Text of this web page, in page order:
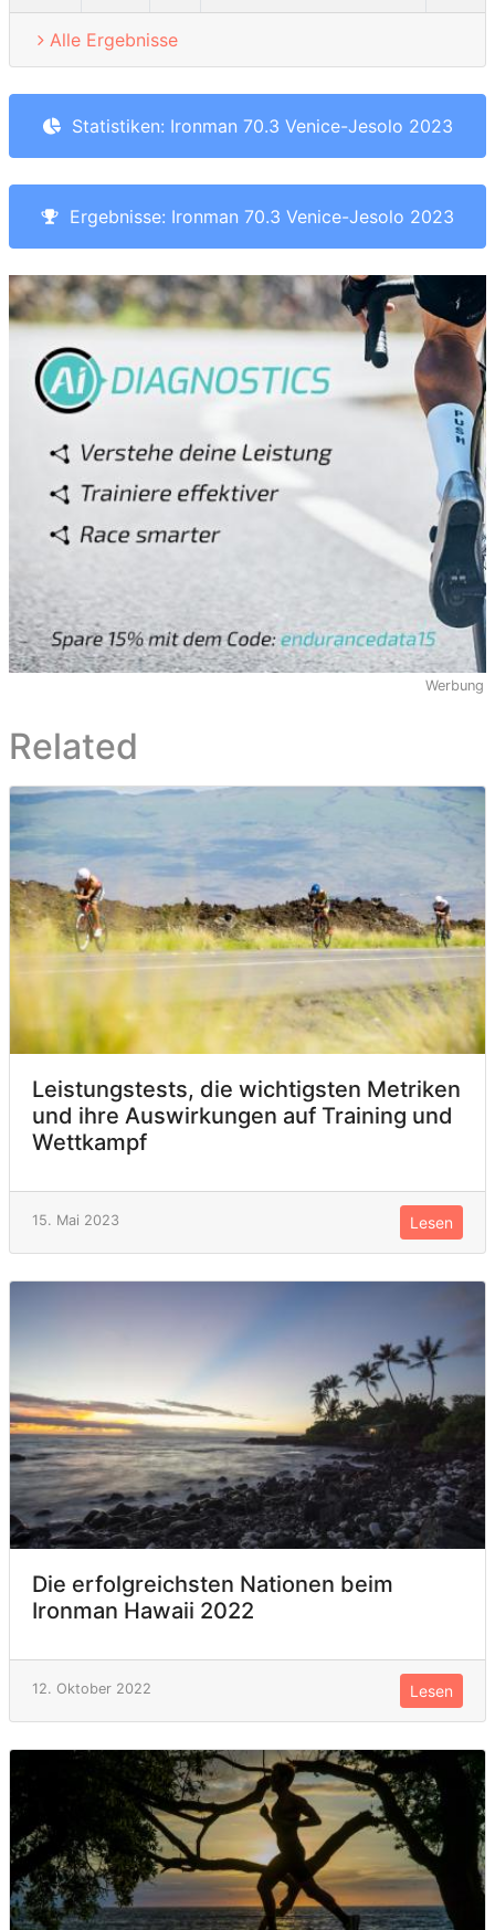
Alle Ergebnisse
Statistiken: Ironman 70.3 Venice-Jesolo 2023
Ergebnisse: Ironman 70.3 Venice-Jesolo 2023
Werbung
Related
Leistungstests, die wichtigsten Metriken
und ihre Auswirkungen auf Training und
Wettkampf
15. Mai 2023 Lesen
Die erfolgreichsten Nationen beim
Ironman Hawaii 2022
12. Oktober 2022 Lesen